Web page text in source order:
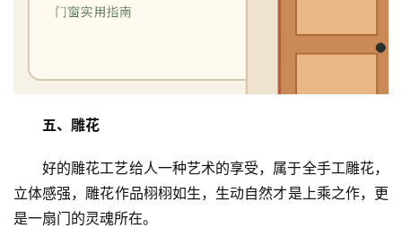
铸
五、雕花
好的雕花工艺给人一种艺术的享受，属于全手工雕花，
立体感强，雕花作品栩栩如生，生动自然才是上乘之作，更
是一扇门的灵魂所在。